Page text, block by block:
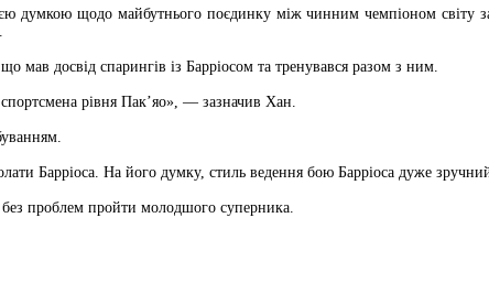
думкою щодо майбутнього поєдинку між чинним чемпіоном світу
мав досвід спарингів із Барріосом та тренувався разом з ним.
рівня Пак’яо», — зазначив Хан.
Барріоса. На його думку, стиль ведення бою Барріоса дуже
проблем пройти молодшого суперника.